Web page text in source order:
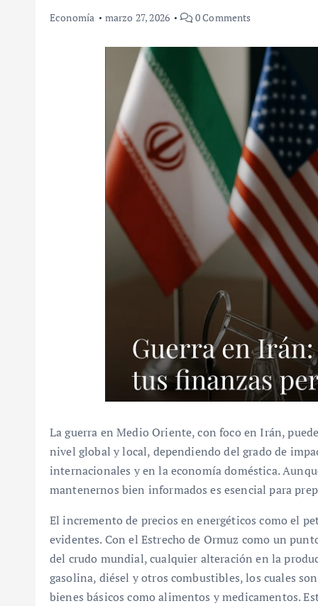
Economía marzo 27, 2026 0 Comments
La guerra en Medio Oriente, con foco en Irán,
nivel global y local, dependiendo del grado de
internacionales y en la economía doméstica.
mantenernos bien informados es esencial para
El incremento de precios en energéticos como el
evidentes. Con el Estrecho de Ormuz como un
del crudo mundial, cualquier alteración en la
gasolina, diésel y otros combustibles, los cuales
bienes básicos como alimentos y medicamentos.